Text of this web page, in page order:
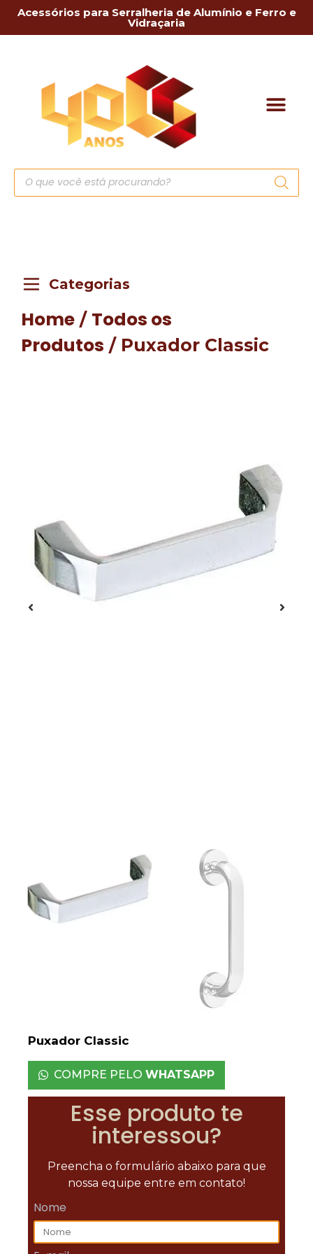
Acessórios para Serralheria de Alumínio e Ferro e
Vidraçaria
Categorias
Home / Todos os
Produtos / Puxador Classic
Puxador Classic
COMPRE PELO WHATSAPP
Esse produto te
interessou?
Preencha o formulário abaixo para que
nossa equipe entre em contato!
Nome